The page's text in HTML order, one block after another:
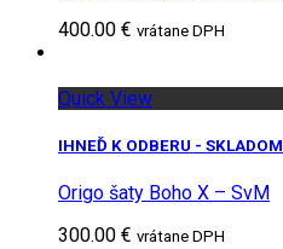
400.00 € vrátane DPH
Quick View
IHNEĎ K ODBERU - SKLADOM
Origo šaty Boho X – SvM
300.00 € vrátane DPH